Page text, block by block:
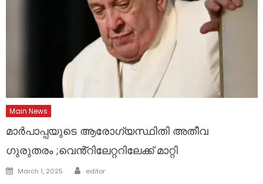
Main News
മാർപാപ്പയുടെ ആരോഗ്യസ്ഥിതി അതീവ
ഗുരുതരം ;വെൻ്റിലേറ്ററിലേക്ക് മാറ്റി
Posted
March 1, 2025 Author
editor